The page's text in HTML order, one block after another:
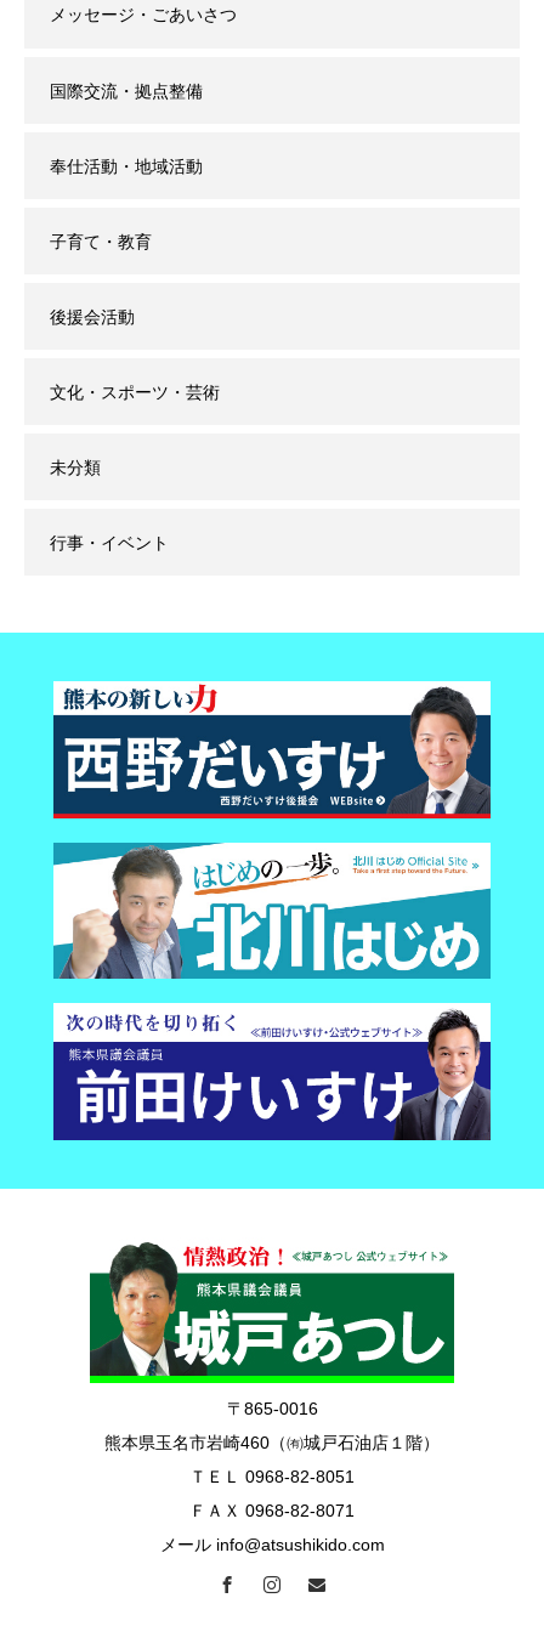
メッセージ・ごあいさつ
国際交流・拠点整備
奉仕活動・地域活動
子育て・教育
後援会活動
文化・スポーツ・芸術
未分類
行事・イベント
〒865-0016
熊本県玉名市岩崎460（㈲城戸石油店１階）
ＴＥＬ 0968-82-8051
ＦＡＸ 0968-82-8071
メール info@atsushikido.com